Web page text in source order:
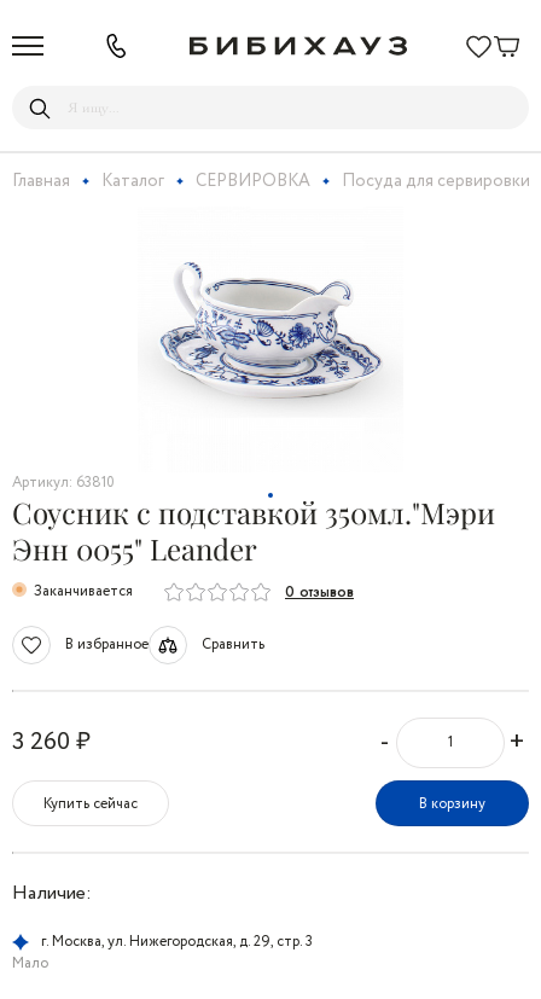
Главная Каталог СЕРВИРОВКА Посуда для сервировки
Артикул: 63810
Соусник с подставкой 350мл."Мэри
Энн 0055" Leander
Заканчивается 0 отзывов
В избранное Сравнить
3 260 ₽ - +
Купить сейчас В корзину
Наличие:
г. Москва, ул. Нижегородская, д. 29, стр. 3
Мало